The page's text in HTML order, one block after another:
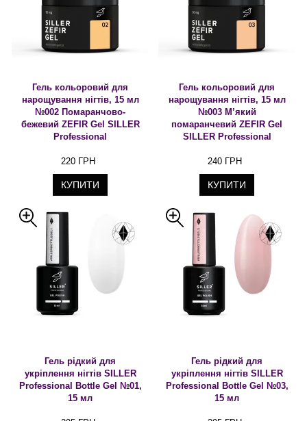
Гель кольоровий для
нарощування нігтів, 15 мл
№002 Помаранчово-
бежевий ZEFIR Gel SILLER
Professional
220 ГРН
КУПИТИ
Гель кольоровий для
нарощування нігтів, 15 мл
№003 М’який
помаранчевий ZEFIR Gel
SILLER Professional
240 ГРН
КУПИТИ
Гель рідкий для
укріплення нігтів SILLER
Professional Bottle Gel №01,
15 мл
Гель рідкий для
укріплення нігтів SILLER
Professional Bottle Gel №03,
15 мл